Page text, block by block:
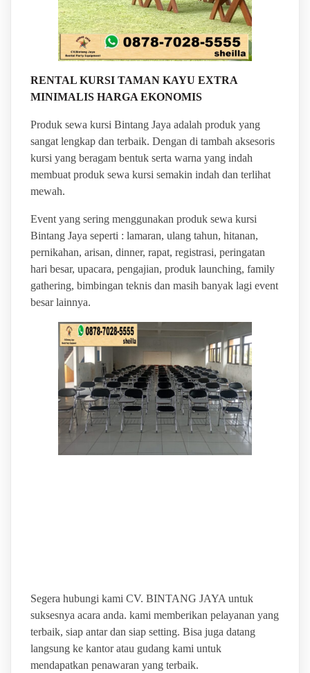
RENTAL KURSI TAMAN KAYU EXTRA
MINIMALIS HARGA EKONOMIS
Produk sewa kursi Bintang Jaya adalah produk yang
sangat lengkap dan terbaik. Dengan di tambah aksesoris
kursi yang beragam bentuk serta warna yang indah
membuat produk sewa kursi semakin indah dan terlihat
mewah.
Event yang sering menggunakan produk sewa kursi
Bintang Jaya seperti : lamaran, ulang tahun, hitanan,
pernikahan, arisan, dinner, rapat, registrasi, peringatan
hari besar, upacara, pengajian, produk launching, family
gathering, bimbingan teknis dan masih banyak lagi event
besar lainnya.
Segera hubungi kami CV. BINTANG JAYA untuk
suksesnya acara anda. kami memberikan pelayanan yang
terbaik, siap antar dan siap setting. Bisa juga datang
langsung ke kantor atau gudang kami untuk
mendapatkan penawaran yang terbaik.